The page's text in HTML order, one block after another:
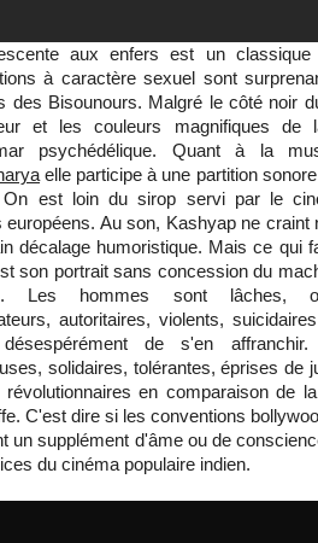
aux enfers est un
à caractère sexuel sont
des Bisounours. Malgré le côté noir
et les couleurs magnifiques de
psychédélique. Quant à la
elle participe à une partition
On est loin du sirop servi par le
européens. Au son, Kashyap ne
décalage humoristique. Mais ce qui
son portrait sans concession du
Les hommes sont lâches,
autoritaires, violents,
désespérément de s'en
solidaires, tolérantes, éprises de
révolutionnaires en comparaison de
C'est dire si les conventions
un supplément d'âme ou de
du cinéma populaire indien.